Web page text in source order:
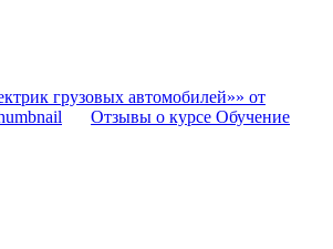
грузовых автомобилей»» от
Отзывы о курсе Обучение